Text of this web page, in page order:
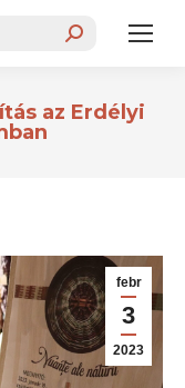
az Erdélyi
febr
3
2023